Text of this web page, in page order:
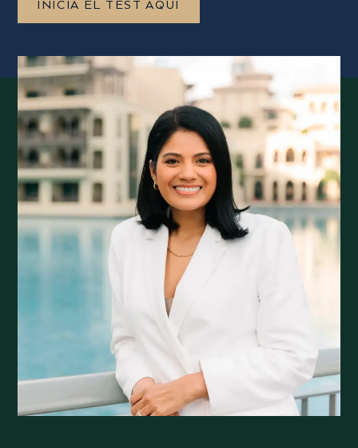
INICIA EL TEST AQUÍ